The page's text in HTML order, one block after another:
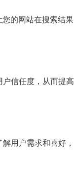
的网站在搜索结果
信任度，从而提高
用户需求和喜好，